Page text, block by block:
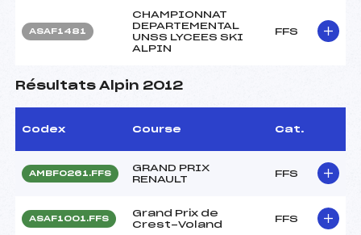
ASAF1481
CHAMPIONNAT
DEPARTEMENTAL
UNSS LYCEES SKI
ALPIN
FFS
Résultats Alpin 2012
Codex Course Cat.
AMBF0261.FFS
GRAND PRIX
RENAULT
FFS
ASAF1001.FFS
Grand Prix de
Crest-Voland
FFS